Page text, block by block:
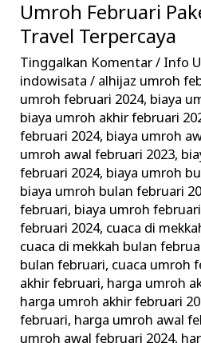
Umroh Februari
Travel Terpercaya
Tinggalkan Komentar/ Info
indowisata/ alhijaz umroh
umroh februari 2024, biaya
biaya umroh akhir februari
februari 2024, biaya umroh
umroh awal februari 2023,
februari 2024, biaya umroh
biaya umroh bulan februari
februari, biaya umroh
februari 2024, cuaca di
cuaca di mekkah bulan
bulan februari, cuaca umroh
akhir februari, harga umroh
harga umroh akhir februari
februari, harga umroh awal
umroh awal februari 2024,
Umroh
Februari
Paket
Promo
dari
Travel
Terpercaya